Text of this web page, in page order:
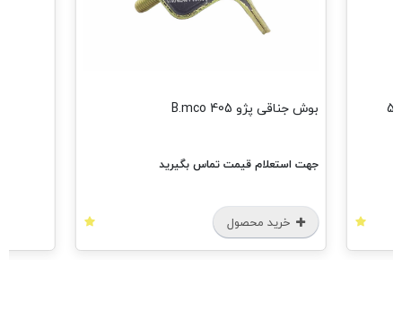
بوش جناقی پژو 405 B.mco
جهت استعلام قیمت تماس بگیرید
خرید محصول